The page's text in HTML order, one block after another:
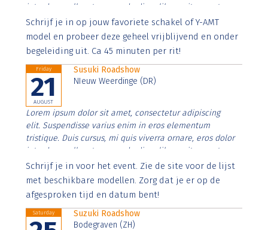
interdum nulla, ut commodo diam libero vitae erat.
Aenean faucibus nibh et justo cursus id rutrum lorem
imperdiet. Nunc ut sem vitae risus tristique posuere.
Schrijf je in op jouw favoriete schakel of Y-AMT
model en probeer deze geheel vrijblijvend en onder
begeleiding uit. Ca 45 minuten per rit!
Friday
21
AUGUST
Susuki Roadshow
NIeuw Weerdinge (DR)
Lorem ipsum dolor sit amet, consectetur adipiscing
elit. Suspendisse varius enim in eros elementum
tristique. Duis cursus, mi quis viverra ornare, eros dolor
interdum nulla, ut commodo diam libero vitae erat.
Aenean faucibus nibh et justo cursus id rutrum lorem
imperdiet. Nunc ut sem vitae risus tristique posuere.
Schrijf je in voor het event. Zie de site voor de lijst
met beschikbare modellen. Zorg dat je er op de
afgesproken tijd en datum bent!
Saturday
Suzuki Roadshow
Bodegraven (ZH)